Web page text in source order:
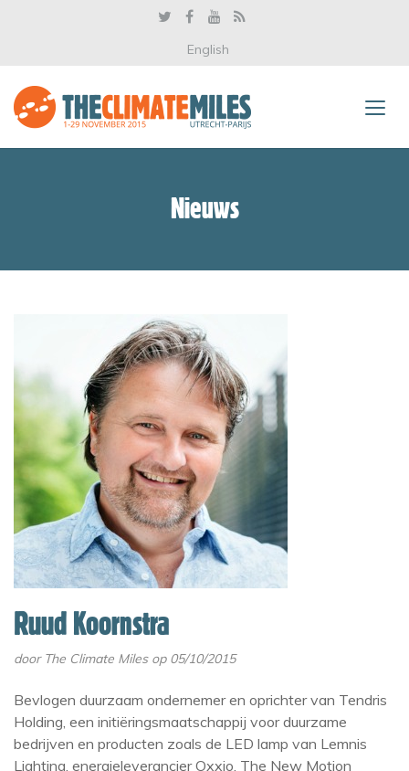
English
Nieuws
Ruud Koornstra
door The Climate Miles op 05/10/2015
Bevlogen duurzaam ondernemer en oprichter van Tendris
Holding, een initiëringsmaatschappij voor duurzame
bedrijven en producten zoals de LED lamp van Lemnis
Lighting, energieleverancier Oxxio, The New Motion